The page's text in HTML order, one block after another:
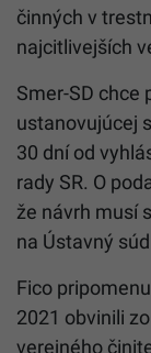
činných v
najcitlivejších
Smer-SD chce
ustanovujúcej
30 dní od
rady SR. O
že návrh musí
na Ústavný súd
Fico
2021 obvinili
verejného